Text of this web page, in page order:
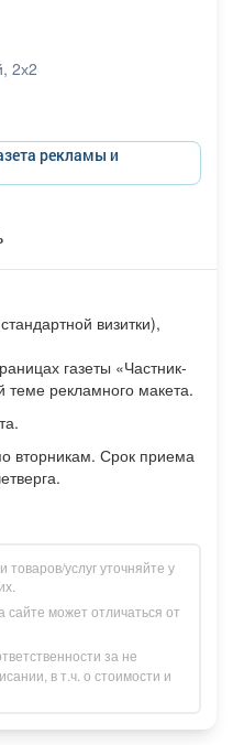
Погода
2х2
рекламы и
визитки),
газеты «Частник-
теме рекламного макета.
вторникам. Срок приема
услуг уточняйте у
сайте может отличаться от
за не
в т.ч. о стоимости и